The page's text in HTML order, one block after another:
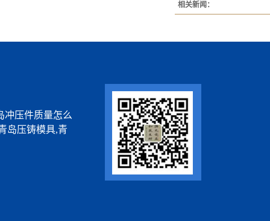
相关新闻：
冲压件质量怎么
岛压铸模具,青